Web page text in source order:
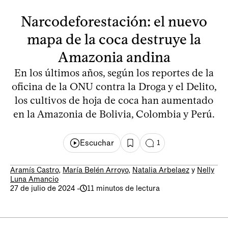
Narcodeforestación: el nuevo
mapa de la coca destruye la
Amazonia andina
En los últimos años, según los reportes de la
oficina de la ONU contra la Droga y el Delito,
los cultivos de hoja de coca han aumentado
en la Amazonia de Bolivia, Colombia y Perú.
Escuchar 1
Aramís Castro, María Belén Arroyo, Natalia Arbelaez y Nelly
Luna Amancio
27 de julio de 2024 - 11 minutos de lectura